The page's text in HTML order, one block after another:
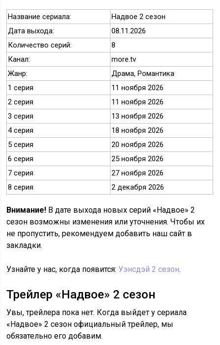
Название сериала:
Надвое 2 сезон
Дата выхода:
08.11.2026
Количество серий:
8
Канал:
more.tv
Жанр:
Драма, Романтика
1 серия
11 ноября 2026
2 серия
11 ноября 2026
3 серия
13 ноября 2026
4 серия
18 ноября 2026
5 серия
20 ноября 2026
6 серия
25 ноября 2026
7 серия
27 ноября 2026
8 серия
2 декабря 2026
Внимание! В дате выхода новых серий «Надвое» 2
сезон возможны изменения или уточнения. Чтобы их
не пропустить, рекомендуем добавить наш сайт в
закладки.
Узнайте у нас, когда появится:Уэнсдэй 2 сезон.
Трейлер «Надвое» 2 сезон
Увы, трейлера пока нет. Когда выйдет у сериала
«Надвое» 2 сезон официальный трейлер, мы
обязательно его добавим.